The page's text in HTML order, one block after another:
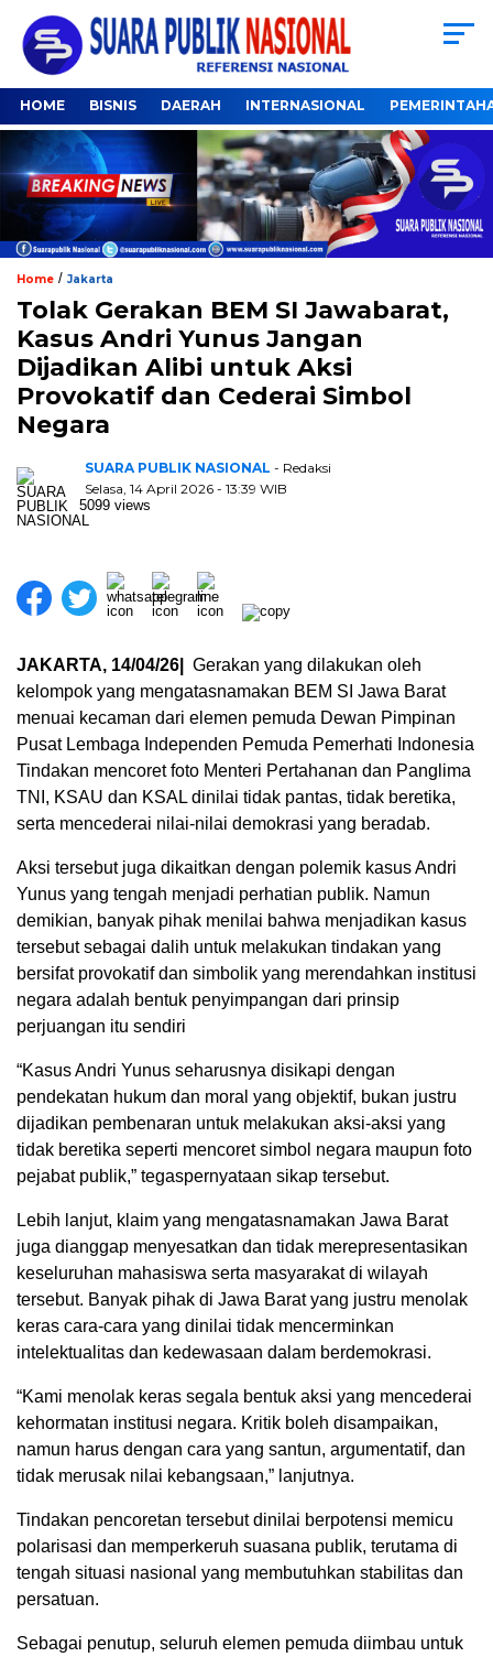
HOME BISNIS DAERAH INTERNASIONAL
Home / Jakarta
Tolak Gerakan BEM SI Jawabarat,
Kasus Andri Yunus Jangan
Dijadikan Alibi untuk Aksi
Provokatif dan Cederai Simbol
Negara
SUARA PUBLIK NASIONAL - Redaksi
Selasa, 14 April 2026 - 13:39 WIB
5099 views
JAKARTA, 14/04/26|
Gerakan yang dilakukan oleh
kelompok yang mengatasnamakan BEM SI Jawa Barat
menuai kecaman dari elemen pemuda Dewan Pimpinan
Pusat Lembaga Independen Pemuda Pemerhati Indonesia
Tindakan mencoret foto Menteri Pertahanan dan Panglima
TNI, KSAU dan KSAL dinilai tidak pantas, tidak beretika,
serta mencederai nilai-nilai demokrasi yang beradab.
Aksi tersebut juga dikaitkan dengan polemik kasus Andri
Yunus yang tengah menjadi perhatian publik. Namun
demikian, banyak pihak menilai bahwa menjadikan kasus
tersebut sebagai dalih untuk melakukan tindakan yang
bersifat provokatif dan simbolik yang merendahkan institusi
negara adalah bentuk penyimpangan dari prinsip
perjuangan itu sendiri
“Kasus Andri Yunus seharusnya disikapi dengan
pendekatan hukum dan moral yang objektif, bukan justru
dijadikan pembenaran untuk melakukan aksi-aksi yang
tidak beretika seperti mencoret simbol negara maupun foto
pejabat publik,” tegaspernyataan sikap tersebut.
Lebih lanjut, klaim yang mengatasnamakan Jawa Barat
juga dianggap menyesatkan dan tidak merepresentasikan
keseluruhan mahasiswa serta masyarakat di wilayah
tersebut. Banyak pihak di Jawa Barat yang justru menolak
keras cara-cara yang dinilai tidak mencerminkan
intelektualitas dan kedewasaan dalam berdemokrasi.
“Kami menolak keras segala bentuk aksi yang mencederai
kehormatan institusi negara. Kritik boleh disampaikan,
namun harus dengan cara yang santun, argumentatif, dan
tidak merusak nilai kebangsaan,” lanjutnya.
Tindakan pencoretan tersebut dinilai berpotensi memicu
polarisasi dan memperkeruh suasana publik, terutama di
tengah situasi nasional yang membutuhkan stabilitas dan
persatuan.
Sebagai penutup, seluruh elemen pemuda diimbau untuk